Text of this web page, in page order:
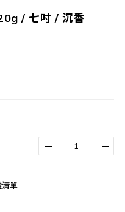
/ 七吋 / 沉香
清單